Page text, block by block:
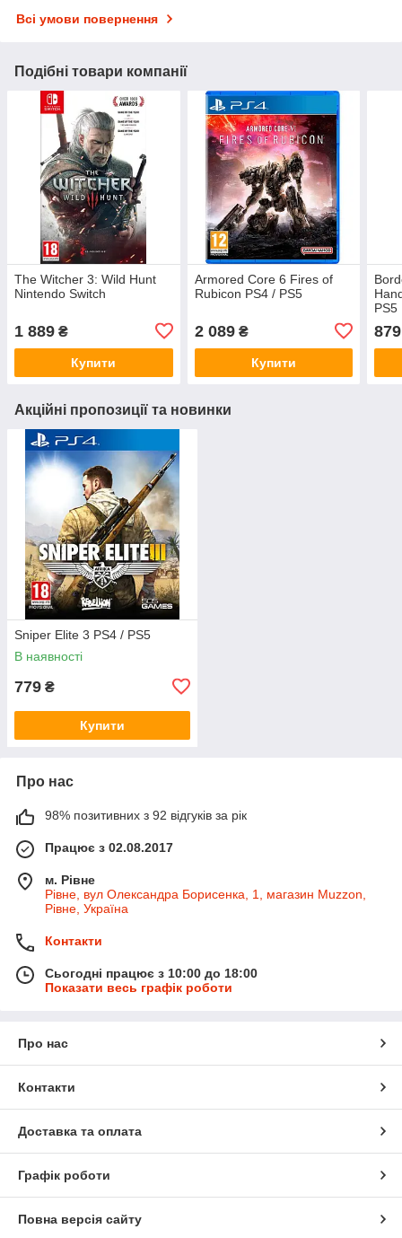
Всі умови повернення
Подібні товари компанії
The Witcher 3: Wild Hunt
Nintendo Switch
1 889 ₴
Купити
Armored Core 6 Fires of
Rubicon PS4 / PS5
2 089₴
Купити
PS5
879
Акційні пропозиції та новинки
Sniper Elite 3 PS4 / PS5
В наявності
779 ₴
Купити
Про нас
98% позитивних з 92 відгуків за рік
Працює з 02.08.2017
м. Рівне
Рівне, вул Олександра Борисенка, 1, магазин Muzzon,
Рівне, Україна
Контакти
Сьогодні працює з 10:00 до 18:00
Показати весь графік роботи
Про нас
Контакти
Доставка та оплата
Графік роботи
Повна версія сайту